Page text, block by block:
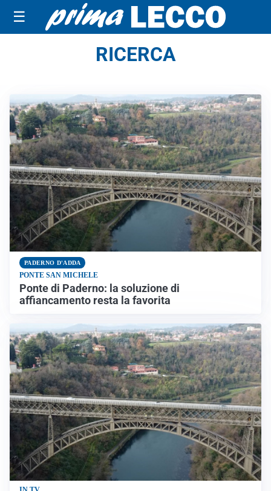
☰
RICERCA
PADERNO D'ADDA
PONTE SAN MICHELE
Ponte di Paderno: la soluzione di
affiancamento resta la favorita